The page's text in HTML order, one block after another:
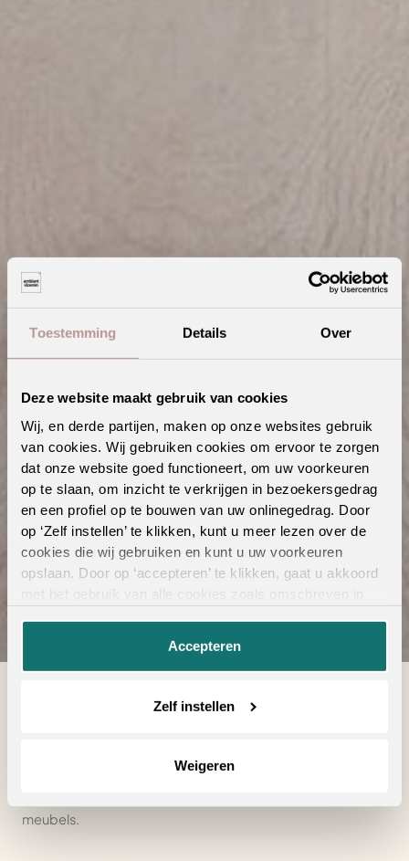
Toestemming Details Over
Deze website maakt gebruik van cookies
Wij, en derde partijen, maken op onze websites gebruik
van cookies. Wij gebruiken cookies om ervoor te zorgen
dat onze website goed functioneert, om uw voorkeuren
op te slaan, om inzicht te verkrijgen in bezoekersgedrag
en een profiel op te bouwen van uw onlinegedrag. Door
op ‘Zelf instellen’ te klikken, kunt u meer lezen over de
cookies die wij gebruiken en kunt u uw voorkeuren
opslaan. Door op ‘accepteren’ te klikken, gaat u akkoord
Accepteren
Zelf instellen
Weigeren
Prachtig: zo combineer je een vloer met licht eiken meubels
Bekijk de collectie
Combineren kun je leren. Waar sommige kleuren en
interieur de plank misslaat? We zetten de tips op een rij om
meubels.